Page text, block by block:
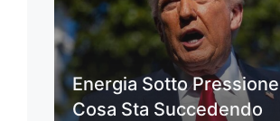
Energia Sotto
Cosa Sta Succedendo